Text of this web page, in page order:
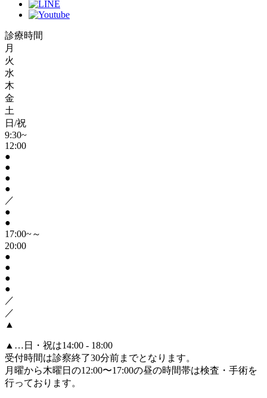
診療時間
月
火
水
木
金
土
日/祝
9:30~
12:00
●
●
●
●
／
●
●
17:00~～
20:00
●
●
●
●
／
／
▲
▲ …日・祝は14:00 - 18:00
受付時間は診察終了30分前までとなります。
月曜から木曜日の12:00〜17:00の昼の時間帯は検査・手術を
行っております。